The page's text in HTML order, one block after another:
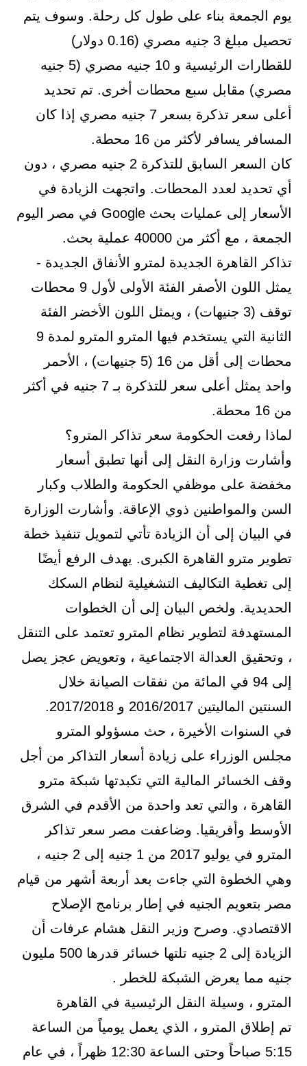
يوم الجمعة بناء على طول كل رحلة. وسوف يتم
تحصيل مبلغ 3 جنيه مصري (0.16 دولار)
للقطارات الرئيسية و 10 جنيه مصري (5 جنيه
مصري) مقابل سبع محطات أخرى. تم تحديد
أعلى سعر تذكرة بسعر 7 جنيه مصري إذا كان
المسافر يسافر لأكثر من 16 محطة.
كان السعر السابق للتذكرة 2 جنيه مصري ، دون
أي تحديد لعدد المحطات. واتجهت الزيادة في
الأسعار إلى عمليات بحث Google في مصر اليوم
الجمعة ، مع أكثر من 40000 عملية بحث.
تذاكر القاهرة الجديدة لمترو الأنفاق الجديدة -
يمثل اللون الأصفر الفئة الأولى لأول 9 محطات
توقف (3 جنيهات) ، ويمثل اللون الأخضر الفئة
الثانية التي يستخدم فيها المترو المترو لمدة 9
محطات إلى أقل من 16 (5 جنيهات) ، الأحمر
واحد يمثل أعلى سعر للتذكرة بـ 7 جنيه في أكثر
من 16 محطة.
لماذا رفعت الحكومة سعر تذاكر المترو؟
وأشارت وزارة النقل إلى أنها تطبق أسعار
مخفضة على موظفي الحكومة والطلاب وكبار
السن والمواطنين ذوي الإعاقة. وأشارت الوزارة
في البيان إلى أن الزيادة تأتي لتمويل تنفيذ خطة
تطوير مترو القاهرة الكبرى. يهدف الرفع أيضًا
إلى تغطية التكاليف التشغيلية لنظام السكك
الحديدية. ولخص البيان إلى أن الخطوات
المستهدفة لتطوير نظام المترو تعتمد على التنقل
، وتحقيق العدالة الاجتماعية ، وتعويض عجز يصل
إلى 94 في المائة من نفقات الصيانة خلال
السنتين الماليتين 2016/2017 و 2017/2018.
في السنوات الأخيرة ، حث مسؤولو المترو
مجلس الوزراء على زيادة أسعار التذاكر من أجل
وقف الخسائر المالية التي تكبدتها شبكة مترو
القاهرة ، والتي تعد واحدة من الأقدم في الشرق
الأوسط وأفريقيا. وضاعفت مصر سعر تذاكر
المترو في يوليو 2017 من 1 جنيه إلى 2 جنيه ،
وهي الخطوة التي جاءت بعد أربعة أشهر من قيام
مصر بتعويم الجنيه في إطار برنامج الإصلاح
الاقتصادي. وصرح وزير النقل هشام عرفات أن
الزيادة إلى 2 جنيه تلتها خسائر قدرها 500 مليون
جنيه مما يعرض الشبكة للخطر .
المترو ، وسيلة النقل الرئيسية في القاهرة
تم إطلاق المترو ، الذي يعمل يومياً من الساعة
5:15 صباحاً وحتى الساعة 12:30 ظهراً ، في عام